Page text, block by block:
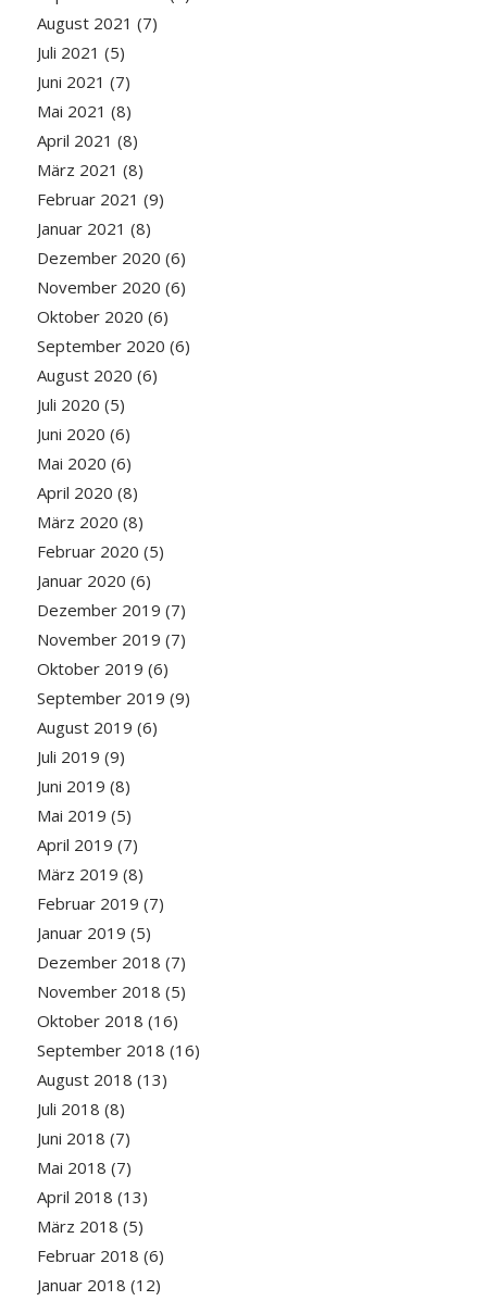
August 2021 (7)
Juli 2021 (5)
Juni 2021 (7)
Mai 2021 (8)
April 2021 (8)
März 2021 (8)
Februar 2021 (9)
Januar 2021 (8)
Dezember 2020 (6)
November 2020 (6)
Oktober 2020 (6)
September 2020 (6)
August 2020 (6)
Juli 2020 (5)
Juni 2020 (6)
Mai 2020 (6)
April 2020 (8)
März 2020 (8)
Februar 2020 (5)
Januar 2020 (6)
Dezember 2019 (7)
November 2019 (7)
Oktober 2019 (6)
September 2019 (9)
August 2019 (6)
Juli 2019 (9)
Juni 2019 (8)
Mai 2019 (5)
April 2019 (7)
März 2019 (8)
Februar 2019 (7)
Januar 2019 (5)
Dezember 2018 (7)
November 2018 (5)
Oktober 2018 (16)
September 2018 (16)
August 2018 (13)
Juli 2018 (8)
Juni 2018 (7)
Mai 2018 (7)
April 2018 (13)
März 2018 (5)
Februar 2018 (6)
Januar 2018 (12)